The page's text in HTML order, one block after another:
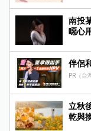
南投
噁心
伴侶
PR（台
立秋
乾與